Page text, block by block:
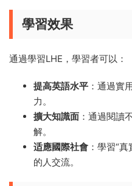
學習效果
通過學習LHE，學習者可以：
提高英語水平 ：通過實
力。
擴大知識面 ：通過閱讀
解。
适應國際社會 ：學習“
的人交流。